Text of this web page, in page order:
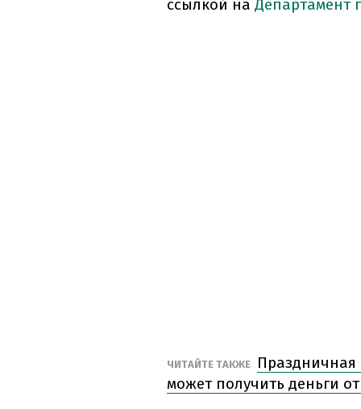
ссылкой на Департамент
ЧИТАЙТЕ ТАКЖЕ
может получить деньги